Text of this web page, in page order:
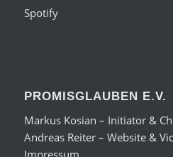
Spotify
PROMISGLAUBEN E.V.
Markus Kosian – Initiator &
Andreas Reiter – Website &
Impressum